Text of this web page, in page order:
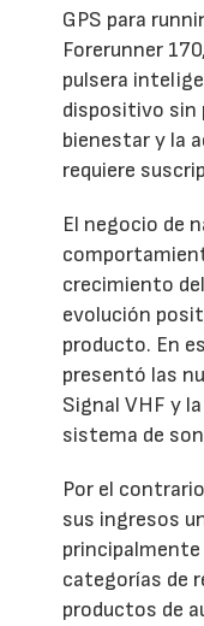
GPS para
Forerunner
pulsera
dispositivo sin
bienestar y la
requiere
El negocio de
crecimiento
evolución
producto. En
presentó las
Signal VHF y
sistema de
Por el
sus ingresos
principalmente
categorías de
productos de